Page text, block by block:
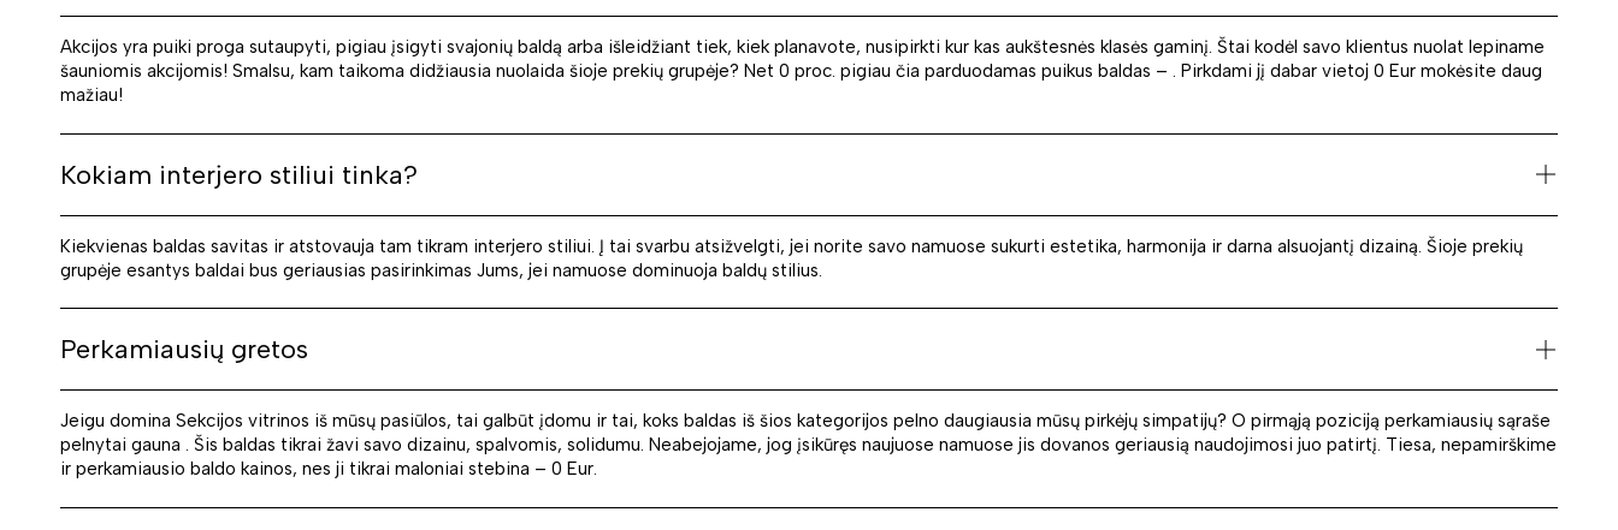
Akcijos yra puiki proga sutaupyti, pigiau įsigyti svajonių baldą arba išleidžiant tiek, kiek planavote, nusipirkti kur kas aukštesnės klasės gaminį. Štai kodėl savo klientus nuolat lepiname
šauniomis akcijomis! Smalsu, kam taikoma didžiausia nuolaida šioje prekių grupėje? Net 0 proc. pigiau čia parduodamas puikus baldas – . Pirkdami jį dabar vietoj 0 Eur mokėsite daug
mažiau!
Kokiam interjero stiliui tinka?
Kiekvienas baldas savitas ir atstovauja tam tikram interjero stiliui. Į tai svarbu atsižvelgti, jei norite savo namuose sukurti estetika, harmonija ir darna alsuojantį dizainą. Šioje prekių
grupėje esantys baldai bus geriausias pasirinkimas Jums, jei namuose dominuoja baldų stilius.
Perkamiausių gretos
Jeigu domina Sekcijos vitrinos iš mūsų pasiūlos, tai galbūt įdomu ir tai, koks baldas iš šios kategorijos pelno daugiausia mūsų pirkėjų simpatijų? O pirmąją poziciją perkamiausių sąraše
pelnytai gauna . Šis baldas tikrai žavi savo dizainu, spalvomis, solidumu. Neabejojame, jog įsikūręs naujuose namuose jis dovanos geriausią naudojimosi juo patirtį. Tiesa, nepamirškime
ir perkamiausio baldo kainos, nes ji tikrai maloniai stebina – 0 Eur.